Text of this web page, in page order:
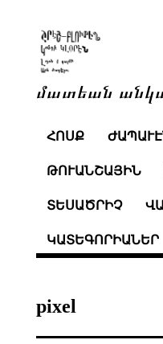
մատեան
ՀՈՍՔ
ԹՈՒԱՆՇԱՅԻՆ
ՏԵՍԱԾՐԻՉ
ԿԱՏԵԳՈՐԻԱՆԵՐ
pixel